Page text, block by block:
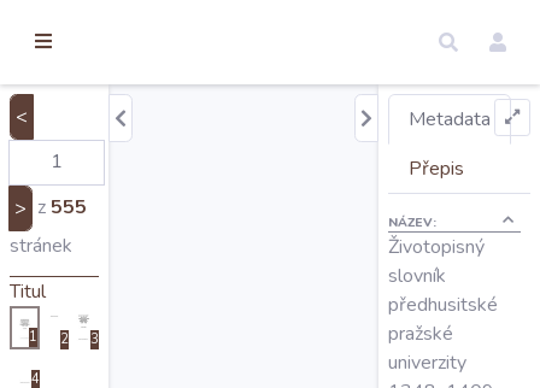
Úvod
Edice
Regesty
<
> z 555
stránek
Titul
1 2 3
4
Metadata
Přepis
NÁZEV:
Životopisný
slovník
předhusitské
pražské
univerzity